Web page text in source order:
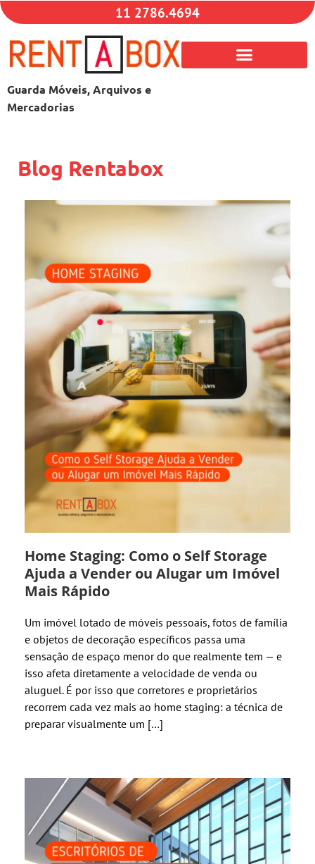
11 2786.4694
Guarda Móveis, Arquivos e
Mercadorias
Blog Rentabox
Home Staging: Como o Self Storage
Ajuda a Vender ou Alugar um Imóvel
Mais Rápido
Um imóvel lotado de móveis pessoais, fotos de família
e objetos de decoração específicos passa uma
sensação de espaço menor do que realmente tem — e
isso afeta diretamente a velocidade de venda ou
aluguel. É por isso que corretores e proprietários
recorrem cada vez mais ao home staging: a técnica de
preparar visualmente um […]